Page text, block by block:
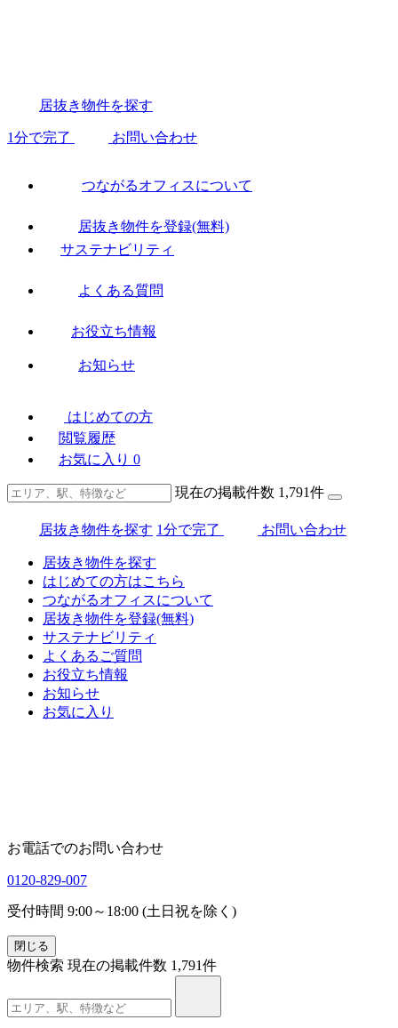
居抜き物件を探す
1分で完了 お問い合わせ
つながるオフィスについて
居抜き物件を登録(無料)
サステナビリティ
よくある質問
お役立ち情報
お知らせ
はじめての方
閲覧履歴
お気に入り 0
現在の掲載件数 1,791件
居抜き物件を探す 1分で完了 お問い合わせ
居抜き物件を探す
はじめての方はこちら
つながるオフィスについて
居抜き物件を登録(無料)
サステナビリティ
よくあるご質問
お役立ち情報
お知らせ
お気に入り
お電話でのお問い合わせ
0120-829-007
受付時間 9:00～18:00 (土日祝を除く)
閉じる
物件検索 現在の掲載件数 1,791件